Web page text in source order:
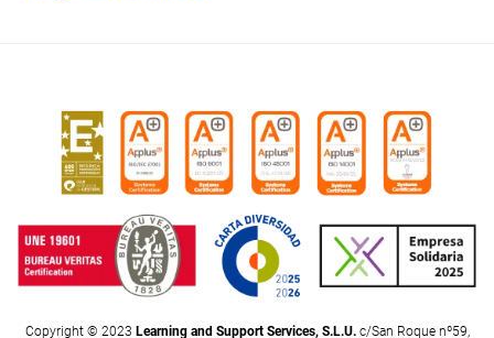
Copyright © 2023 Learning and Support Services, S.L.U.c/San Roque nº59,